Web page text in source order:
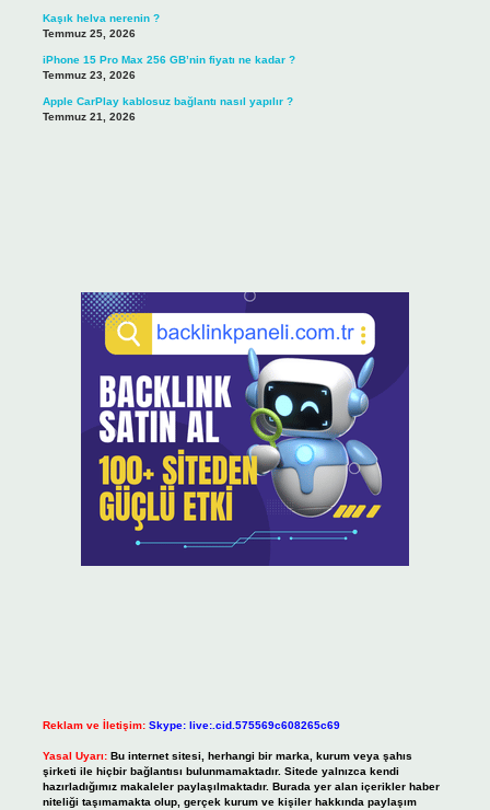
Kaşık helva nerenin ?
Temmuz 25, 2026
iPhone 15 Pro Max 256 GB’nin fiyatı ne kadar ?
Temmuz 23, 2026
Apple CarPlay kablosuz bağlantı nasıl yapılır ?
Temmuz 21, 2026
Reklam ve İletişim: Skype: live:.cid.575569c608265c69
Yasal Uyarı: Bu internet sitesi, herhangi bir marka, kurum veya şahıs
şirketi ile hiçbir bağlantısı bulunmamaktadır. Sitede yalnızca kendi
hazırladığımız makaleler paylaşılmaktadır. Burada yer alan içerikler haber
niteliği taşımamakta olup, gerçek kurum ve kişiler hakkında paylaşım